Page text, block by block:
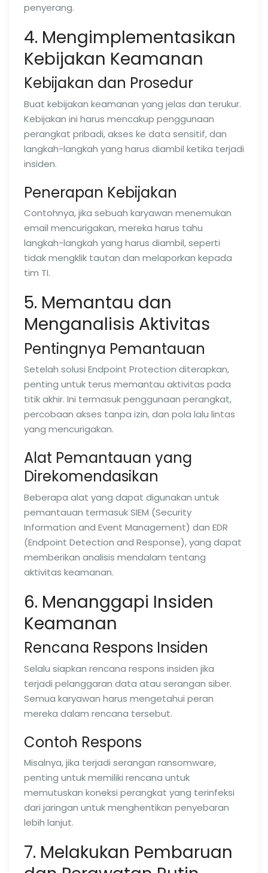
penyerang.
4. Mengimplementasikan
Kebijakan Keamanan
Kebijakan dan Prosedur
Buat kebijakan keamanan yang jelas dan terukur.
Kebijakan ini harus mencakup penggunaan
perangkat pribadi, akses ke data sensitif, dan
langkah-langkah yang harus diambil ketika terjadi
insiden.
Penerapan Kebijakan
Contohnya, jika sebuah karyawan menemukan
email mencurigakan, mereka harus tahu
langkah-langkah yang harus diambil, seperti
tidak mengklik tautan dan melaporkan kepada
tim TI.
5. Memantau dan
Menganalisis Aktivitas
Pentingnya Pemantauan
Setelah solusi Endpoint Protection diterapkan,
penting untuk terus memantau aktivitas pada
titik akhir. Ini termasuk penggunaan perangkat,
percobaan akses tanpa izin, dan pola lalu lintas
yang mencurigakan.
Alat Pemantauan yang
Direkomendasikan
Beberapa alat yang dapat digunakan untuk
pemantauan termasuk SIEM (Security
Information and Event Management) dan EDR
(Endpoint Detection and Response), yang dapat
memberikan analisis mendalam tentang
aktivitas keamanan.
6. Menanggapi Insiden
Keamanan
Rencana Respons Insiden
Selalu siapkan rencana respons insiden jika
terjadi pelanggaran data atau serangan siber.
Semua karyawan harus mengetahui peran
mereka dalam rencana tersebut.
Contoh Respons
Misalnya, jika terjadi serangan ransomware,
penting untuk memiliki rencana untuk
memutuskan koneksi perangkat yang terinfeksi
dari jaringan untuk menghentikan penyebaran
lebih lanjut.
7. Melakukan Pembaruan